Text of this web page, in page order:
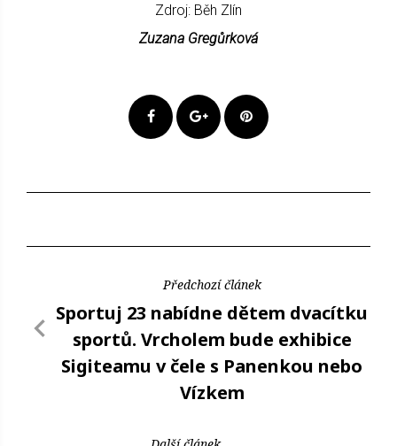
Zdroj: Běh Zlín
Zuzana Gregůrková
Předchozí článek
Sportuj 23 nabídne dětem dvacítku
sportů. Vrcholem bude exhibice
Sigiteamu v čele s Panenkou nebo
Vízkem